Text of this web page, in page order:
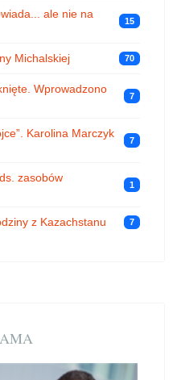
ale nie na
15
Michalskiej 70
Wprowadzono
7
Karolina Marczyk
7
zasobów
1
z Kazachstanu 7